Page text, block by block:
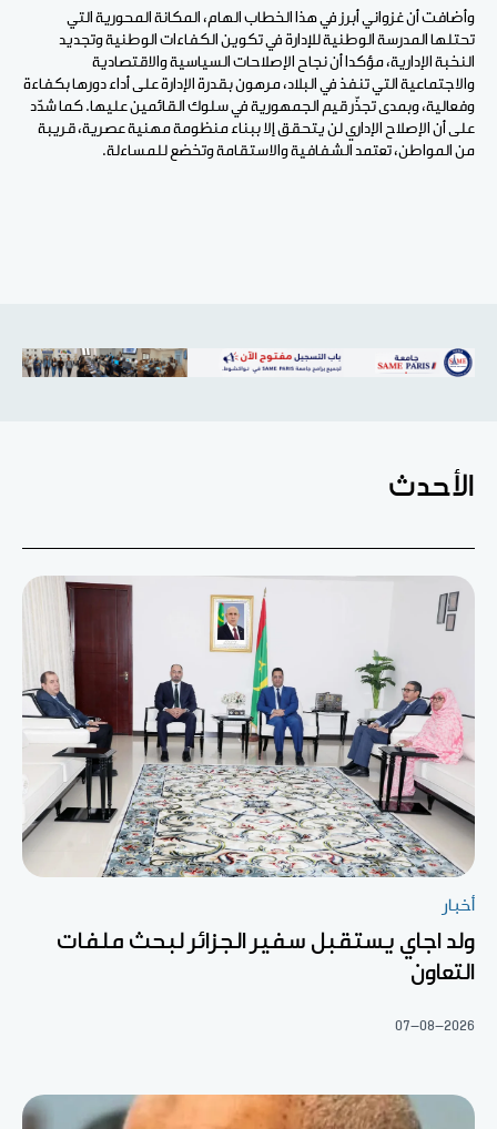
وأضافت أن غزواني أبرز في هذا الخطاب الهام، المكانة المحورية التي
تحتلها المدرسة الوطنية للإدارة في تكوين الكفاءات الوطنية وتجديد
النخبة الإدارية، مؤكدا أن نجاح الإصلاحات السياسية والاقتصادية
والاجتماعية التي تنفذ في البلاد، مرهون بقدرة الإدارة على أداء دورها بكفاءة
وفعالية، وبمدى تجذّر قيم الجمهورية في سلوك القائمين عليها. كما شدّد
على أن الإصلاح الإداري لن يتحقق إلا ببناء منظومة مهنية عصرية، قريبة
من المواطن، تعتمد الشفافية والاستقامة وتخضع للمساءلة.
الأحدث
أخبار
ولد اجاي يستقبل سفير الجزائر لبحث ملفات
التعاون
07-08-2026